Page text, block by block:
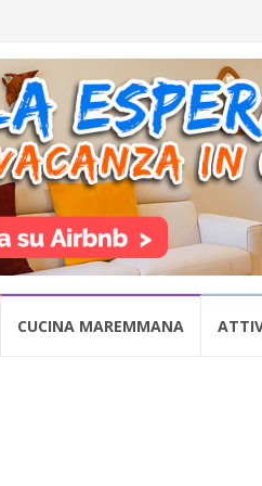
CUCINA MAREMMANA